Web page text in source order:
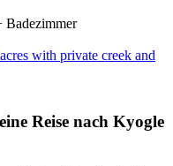
Badezimmer
with private creek and
Reise nach Kyogle